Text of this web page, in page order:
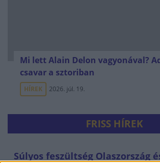
Mi lett Alain Delon vagyonával?
csavar a sztoriban
HÍREK 2026. júl. 19.
FRISS HÍREK
Súlyos feszültség Olaszország